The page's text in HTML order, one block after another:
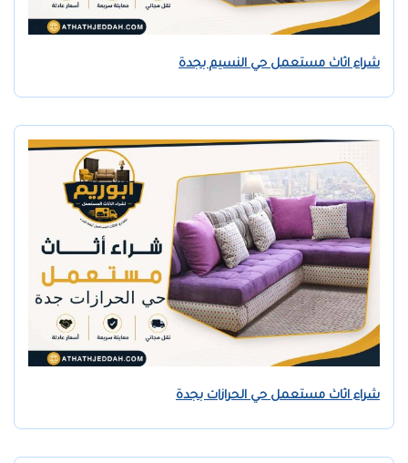
شراء اثاث مستعمل حي النسيم بجدة
شراء اثاث مستعمل حي الحرازات بجدة